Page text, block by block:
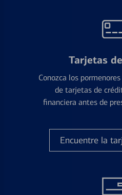
Tarjetas
Conozca los
de tarjetas de
financiera antes de
Encuentre la